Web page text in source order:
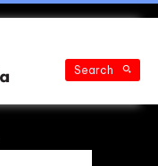
Search